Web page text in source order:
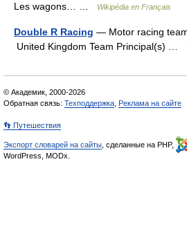
Les wagons… …
Wikipédia en Français
Double R Racing — Motor racing
United Kingdom Team Principal(s) …
© Академик, 2000-2026
Обратная связь: Техподдержка Реклама на сайте
👣 Путешествия
Экспорт словарей на сайты , сделанные на PHP,
WordPress, MODx.